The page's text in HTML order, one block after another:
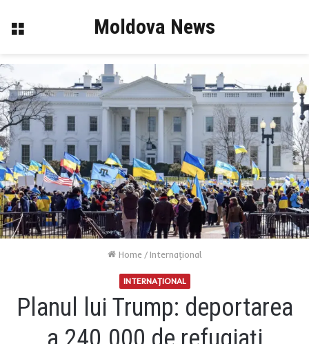
Menu Moldova News
Home / Internaţional
INTERNAŢIONAL
Planul lui Trump: deportarea
a 240.000 de refugiați